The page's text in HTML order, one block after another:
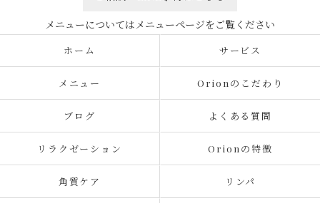
ホーム サービス
メニュー Orionのこだわり
ブログ よくある質問
リラクゼーション Orionの特徴
角質ケア リンパ